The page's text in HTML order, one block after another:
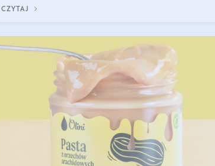
etapie życia.
CZYTAJ